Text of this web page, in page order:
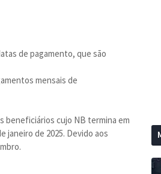
de pagamento, que são
mensais de
beneficiários cujo NB termina em
janeiro de 2025. Devido aos